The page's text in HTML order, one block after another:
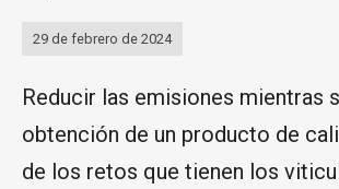
29 de febrero de 2024
Reducir las emisiones mientras
obtención de un producto de
de los retos que tienen los